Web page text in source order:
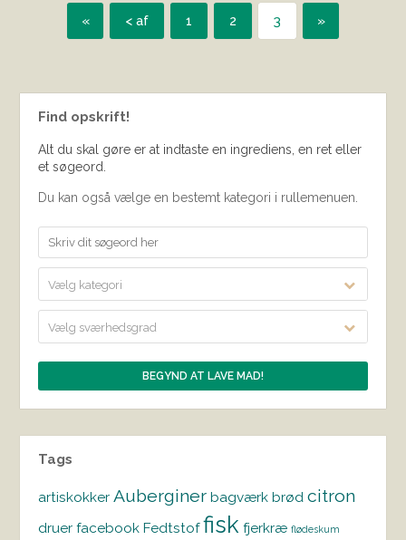
« < af 1 2 3 »
Find opskrift!
Alt du skal gøre er at indtaste en ingrediens, en ret eller
et søgeord.
Du kan også vælge en bestemt kategori i rullemenuen.
Vælg kategori
Vælg sværhedsgrad
Tags
artiskokker Auberginer bagværk brød citron
druer facebook Fedtstof fisk fjerkræ flødeskum